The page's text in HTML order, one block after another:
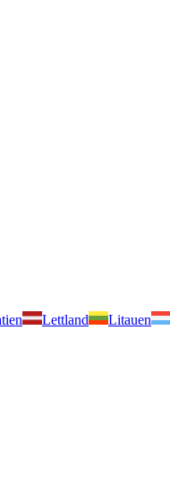
Lettland Litauen